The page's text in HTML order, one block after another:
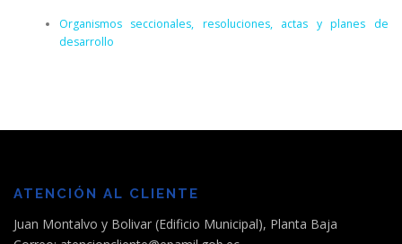
Organismos seccionales, resoluciones, actas y planes de
desarrollo
ATENCIÓN AL CLIENTE
Juan Montalvo y Bolivar (Edificio Municipal), Planta Baja